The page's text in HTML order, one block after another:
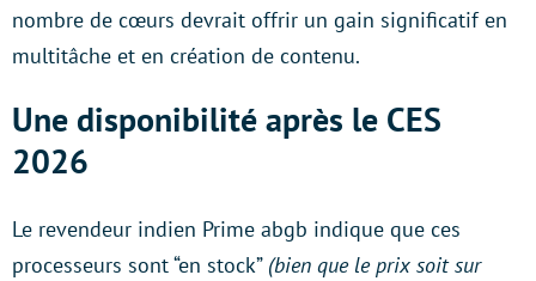
nombre de cœurs devrait offrir un gain significatif en
multitâche et en création de contenu.
Une disponibilité après le CES
2026
Le revendeur indien Prime abgb indique que ces
processeurs sont “en stock” (bien que le prix soit sur